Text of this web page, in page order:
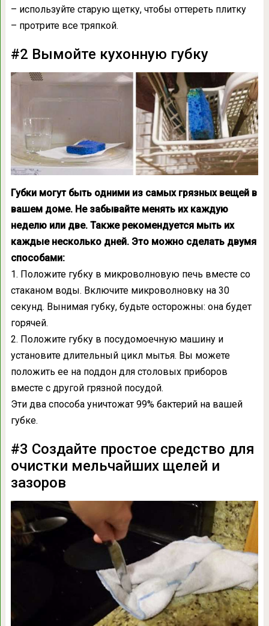
– используйте старую щетку, чтобы оттереть плитку
– протрите все тряпкой.
#2 Вымойте кухонную губку
Губки могут быть одними из самых грязных вещей в
вашем доме. Не забывайте менять их каждую
неделю или две. Также рекомендуется мыть их
каждые несколько дней. Это можно сделать двумя
способами:
1. Положите губку в микроволновую печь вместе со
стаканом воды. Включите микроволновку на 30
секунд. Вынимая губку, будьте осторожны: она будет
горячей.
2. Положите губку в посудомоечную машину и
установите длительный цикл мытья. Вы можете
положить ее на поддон для столовых приборов
вместе с другой грязной посудой.
Эти два способа уничтожат 99% бактерий на вашей
губке.
#3 Создайте простое средство для
очистки мельчайших щелей и
зазоров